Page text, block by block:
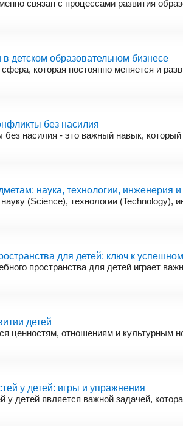
связан с процессами развития
детском образовательном бизнесе
которая постоянно меняется и
без насилия
насилия - это важный навык,
наука, технологии, инженерия
(Science), технологии
для детей: ключ к
пространства для детей играет
детей
ценностям, отношениям и
у детей: игры и упражнения
у детей является важной задачей,